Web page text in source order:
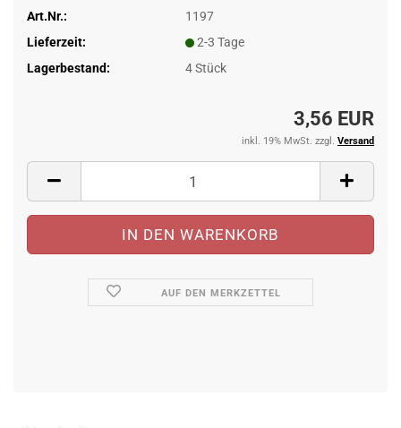
Art.Nr.:
1197
Lieferzeit:
2-3 Tage
Lagerbestand:
4Stück
3,56 EUR
inkl. 19% MwSt. zzgl. Versand
AUF DEN MERKZETTEL